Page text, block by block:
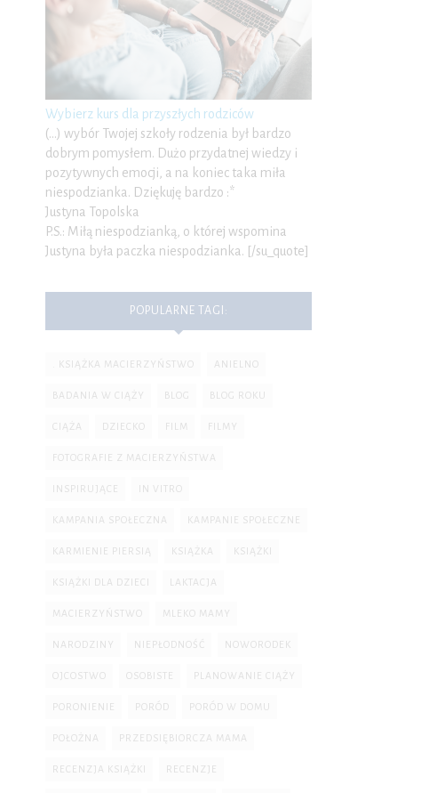
Wybierz kurs dla przyszłych rodziców
(…) wybór Twojej szkoły rodzenia był bardzo
dobrym pomysłem. Dużo przydatnej wiedzy i
pozytywnych emocji, a na koniec taka miła
niespodzianka. Dziękuję bardzo :*
Justyna Topolska
P.S.: Miłą niespodzianką, o której wspomina
Justyna była paczka niespodzianka. [/su_quote]
POPULARNE TAGI:
. KSIĄŻKA MACIERZYŃSTWO ANIELNO
BADANIA W CIĄŻY BLOG BLOG ROKU
CIĄŻA DZIECKO FILM FILMY
FOTOGRAFIE Z MACIERZYŃSTWA
INSPIRUJĄCE IN VITRO
KAMPANIA SPOŁECZNA KAMPANIE SPOŁECZNE
KARMIENIE PIERSIĄ KSIĄŻKA KSIĄŻKI
KSIĄŻKI DLA DZIECI LAKTACJA
MACIERZYŃSTWO MLEKO MAMY
NARODZINY NIEPŁODNOŚĆ NOWORODEK
OJCOSTWO OSOBISTE PLANOWANIE CIĄŻY
PORONIENIE PORÓD PORÓD W DOMU
POŁOŻNA PRZEDSIĘBIORCZA MAMA
RECENZJA KSIĄŻKI RECENZJE